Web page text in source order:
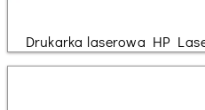
Drukarka laserowa HP